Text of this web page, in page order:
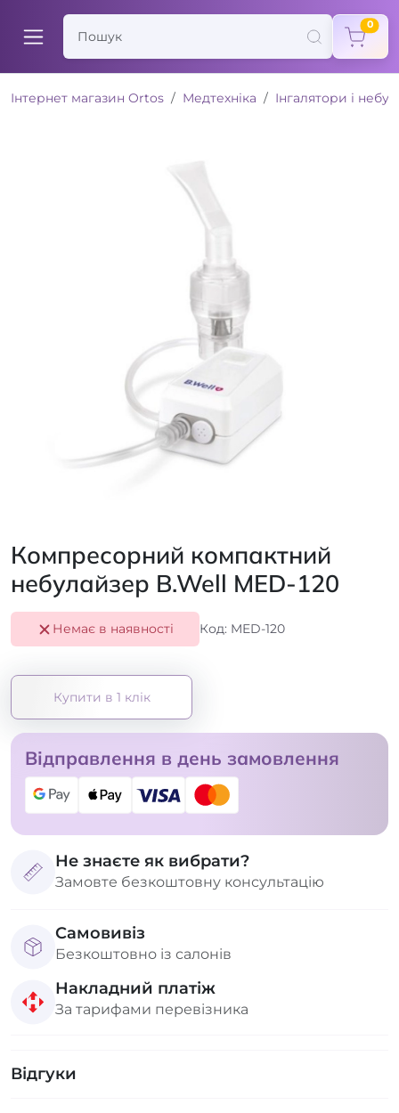
0
Інтернет магазин Ortos Медтехніка Інгалятори і
Компресорний компактний
небулайзер B.Well MED-120
Немає в наявності Код: MED-120
Купити в 1 клік
Відправлення в день замовлення
Не знаєте як вибрати?
Замовте безкоштовну консультацію
Самовивіз
Безкоштовно із салонів
Накладний платіж
За тарифами перевізника
Відгуки